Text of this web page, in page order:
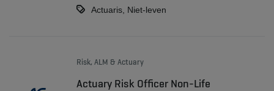
Actuaris, Niet-leven
Risk, ALM & Actuary
Actuary Risk Officer Non-Life